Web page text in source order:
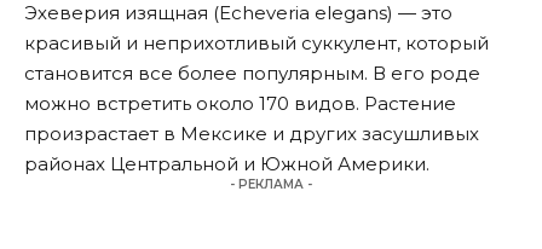
Эхеверия изящная (Echeveria elegans) — это
красивый и неприхотливый суккулент, который
становится все более популярным. В его роде
можно встретить около 170 видов. Растение
произрастает в Мексике и других засушливых
районах Центральной и Южной Америки.
- РЕКЛАМА -